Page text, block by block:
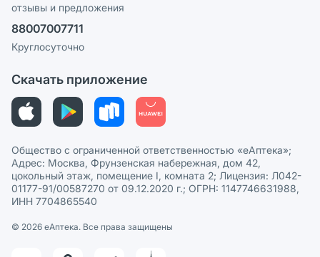
Ваши товары на ЕАПТЕКЕ
Политика конфиденциальности
Пользовательское соглашение
Политика рекомендаций
Этика и соответствие
Политика в отношении обработки персональных данных
отзывы и предложения
88007007711
Круглосуточно
Скачать приложение
Общество с ограниченной ответственностью «еАптека»;
Адрес: Москва, Фрунзенская набережная, дом 42,
цокольный этаж, помещение I, комната 2; Лицензия: Л042-
01177-91/00587270 от 09.12.2020 г.; ОГРН: 1147746631988,
ИНН 7704865540
© 2026 eАптека. Все права защищены